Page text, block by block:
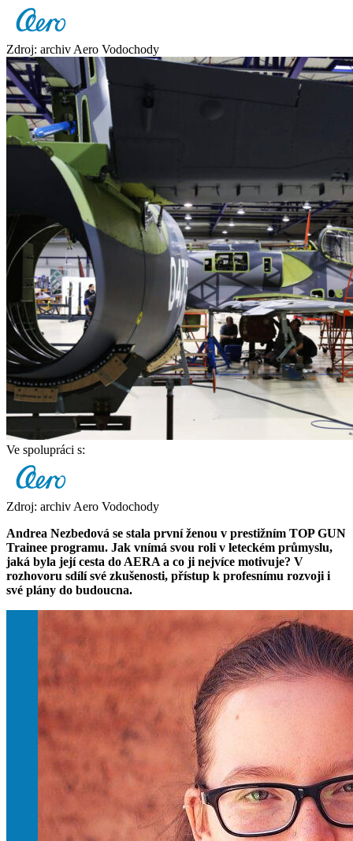
Zdroj: archiv Aero Vodochody
Ve spolupráci s:
Zdroj: archiv Aero Vodochody
Andrea Nezbedová se stala první ženou v prestižním TOP GUN
Trainee programu. Jak vnímá svou roli v leteckém průmyslu,
jaká byla její cesta do AERA a co ji nejvíce motivuje? V
rozhovoru sdílí své zkušenosti, přístup k profesnímu rozvoji i
své plány do budoucna.